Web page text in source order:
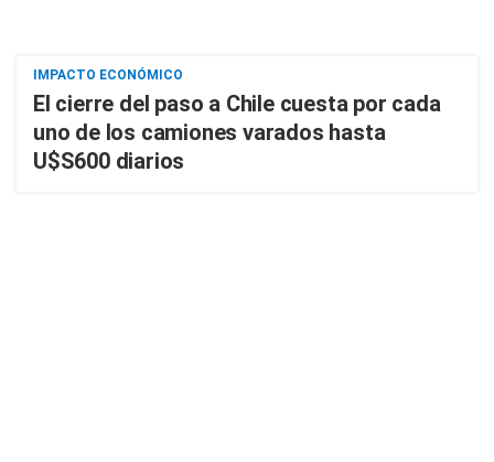
IMPACTO ECONÓMICO
El cierre del paso a Chile cuesta por cada
uno de los camiones varados hasta
U$S600 diarios